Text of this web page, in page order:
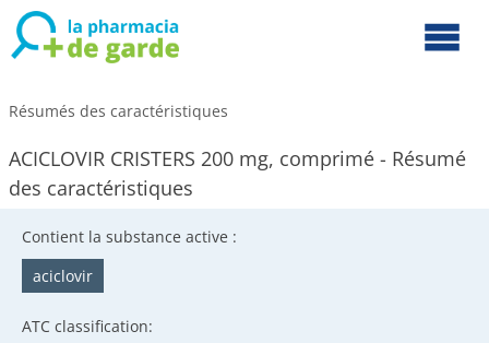
Résumés des caractéristiques
ACICLOVIR CRISTERS 200 mg, comprimé - Résumé
des caractéristiques
Contient la substance active :
aciclovir
ATC classification: